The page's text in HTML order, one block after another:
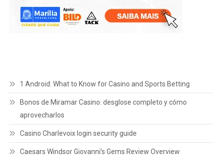
1 Android: What to Know for Casino and Sports Betting
Bonos de Miramar Casino: desglose completo y cómo
aprovecharlos
Casino Charlevoix login security guide
Caesars Windsor Giovanni’s Gems Review Overview